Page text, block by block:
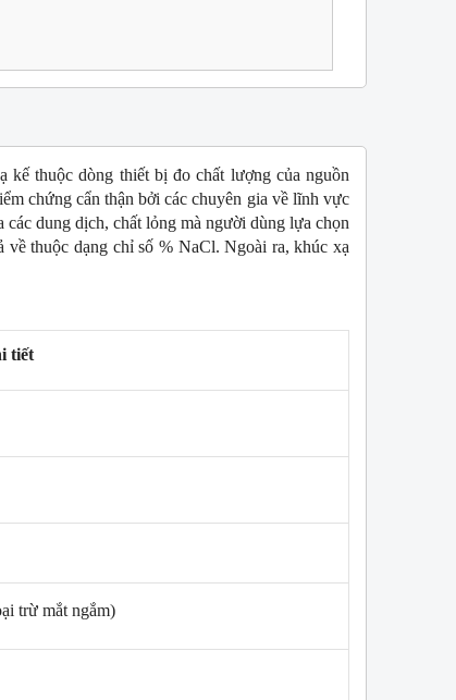
NEW
kế thuộc dòng thiết bị đo chất lượng của nguồn
chứng cẩn thận bởi các chuyên gia về lĩnh vực
các dung dịch, chất lỏng mà người dùng lựa chọn
thuộc dạng chỉ số % NaCl. Ngoài ra, khúc xạ
tiết
trừ mắt ngắm)